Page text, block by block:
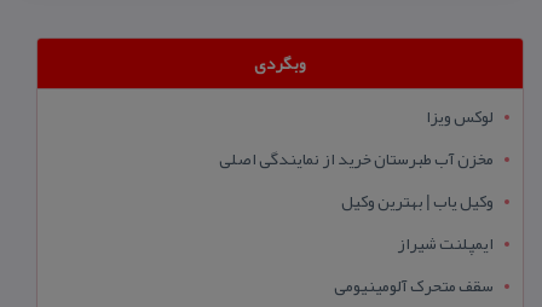
وبگردی
لوکس ویزا
مخزن آب طبرستان خرید از نمایندگی اصلی
وکیل یاب | بهترین وکیل
ایمپلنت شیراز
سقف متحرک آلومینیومی